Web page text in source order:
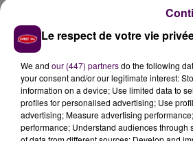
Un peu plus d'une heure avant,
peloton motorisé du Mans avaient
même axe et dans la même
monospace Citroën C4 Picasso
là aussi, permis de conduire et
Le respect de votre vie
We and our (447) partnersdo the following
your consent and/or our legitimate interest:
information on a device; Use limited data to
profiles for personalised advertising; Use
advertising; Measure advertising
performance; Understand audiences through